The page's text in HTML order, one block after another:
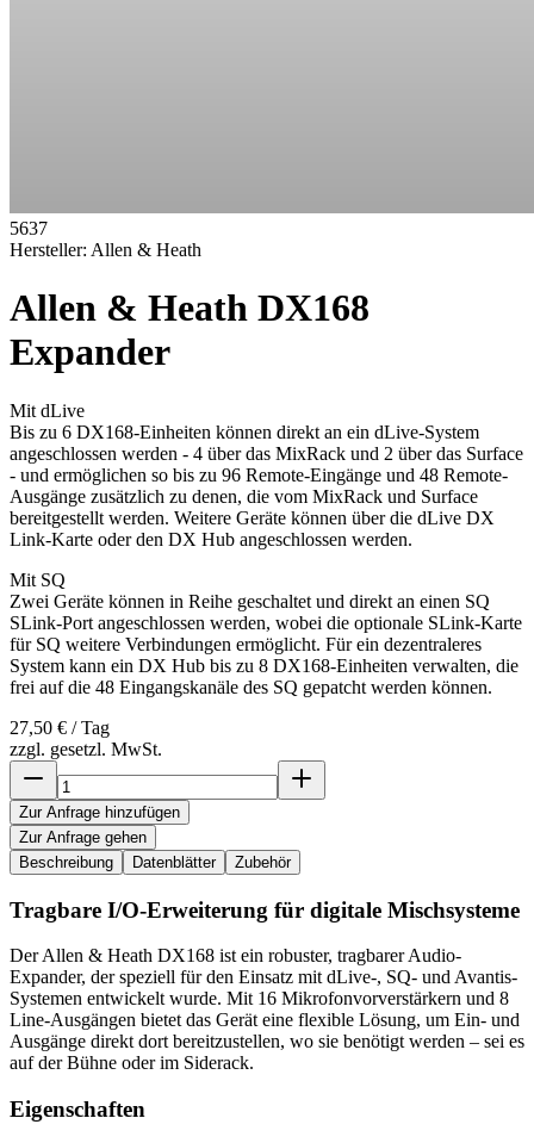
5637
Hersteller: Allen & Heath
Allen & Heath DX168
Expander
Mit dLive
Bis zu 6 DX168-Einheiten können direkt an ein dLive-System
angeschlossen werden - 4 über das MixRack und 2 über das Surface
- und ermöglichen so bis zu 96 Remote-Eingänge und 48 Remote-
Ausgänge zusätzlich zu denen, die vom MixRack und Surface
bereitgestellt werden. Weitere Geräte können über die dLive DX
Link-Karte oder den DX Hub angeschlossen werden.
Mit SQ
Zwei Geräte können in Reihe geschaltet und direkt an einen SQ
SLink-Port angeschlossen werden, wobei die optionale SLink-Karte
für SQ weitere Verbindungen ermöglicht. Für ein dezentraleres
System kann ein DX Hub bis zu 8 DX168-Einheiten verwalten, die
frei auf die 48 Eingangskanäle des SQ gepatcht werden können.
27,50 € / Tag
zzgl. gesetzl. MwSt.
Zur Anfrage hinzufügen
Zur Anfrage gehen
Beschreibung
Datenblätter Zubehör
Tragbare I/O-Erweiterung für digitale Mischsysteme
Der Allen & Heath DX168 ist ein robuster, tragbarer Audio-
Expander, der speziell für den Einsatz mit dLive-, SQ- und Avantis-
Systemen entwickelt wurde. Mit 16 Mikrofonvorverstärkern und 8
Line-Ausgängen bietet das Gerät eine flexible Lösung, um Ein- und
Ausgänge direkt dort bereitzustellen, wo sie benötigt werden – sei es
auf der Bühne oder im Siderack.
Eigenschaften